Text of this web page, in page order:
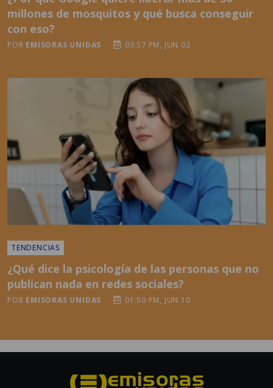
millones de mosquitos y qué busca conseguir
con eso?
POR EMISORAS UNIDAS 03:57 PM, JUN 02
TENDENCIAS
¿Qué dice la psicología de las personas que no
publican nada en redes sociales?
POR EMISORAS UNIDAS 01:50 PM, JUN 10